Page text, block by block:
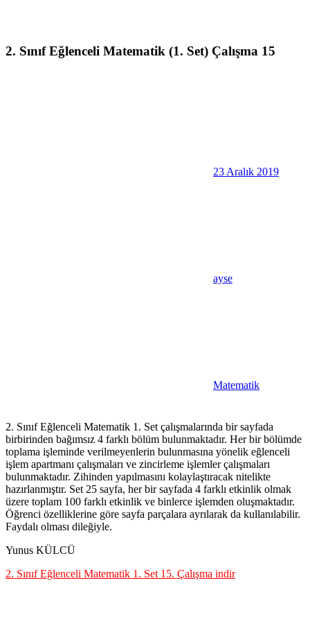
2. Sınıf Eğlenceli Matematik (1. Set) Çalışma 15
23 Aralık 2019
ayse
Matematik
2. Sınıf Eğlenceli Matematik 1. Set çalışmalarında bir sayfada
birbirinden bağımsız 4 farklı bölüm bulunmaktadır. Her bir bölümde
toplama işleminde verilmeyenlerin bulunmasına yönelik eğlenceli
işlem apartmanı çalışmaları ve zincirleme işlemler çalışmaları
bulunmaktadır. Zihinden yapılmasını kolaylaştıracak nitelikte
hazırlanmıştır. Set 25 sayfa, her bir sayfada 4 farklı etkinlik olmak
üzere toplam 100 farklı etkinlik ve binlerce işlemden oluşmaktadır.
Öğrenci özelliklerine göre sayfa parçalara ayrılarak da kullanılabilir.
Faydalı olması dileğiyle.
Yunus KÜLCÜ
2. Sınıf Eğlenceli Matematik 1. Set 15. Çalışma indir